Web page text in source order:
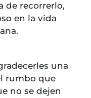
de recorrerlo,
en la vida
una
rumbo que
no se dejen